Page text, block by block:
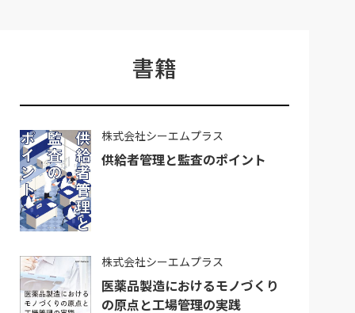
書籍
株式会社シーエムプラス
供給者管理と監査のポイント
株式会社シーエムプラス
医薬品製造におけるモノづくり
の原点と工場管理の実践